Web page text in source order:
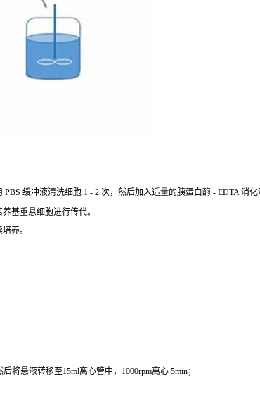
缓冲液清洗细胞 1 - 2 次，然后加入适量的胰蛋白酶 - EDTA 消化
基重悬细胞进行传代。
养。
悬液转移至15ml离心管中，1000rpm离心 5min；